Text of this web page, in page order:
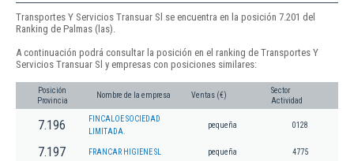
Transportes Y Servicios Transuar Sl se encuentra en la posición 7.201 del
Ranking de Palmas (las).
A continuación podrá consultar la posición en el ranking de Transportes Y
Servicios Transuar Sl y empresas con posiciones similares:
Posición
Provincia
Nombre de la empresa Ventas (€)
Sector
Actividad
7.196
FINCALOE SOCIEDAD
LIMITADA.
pequeña 0128
7.197 FRANCAR HIGIENE SL pequeña 4775